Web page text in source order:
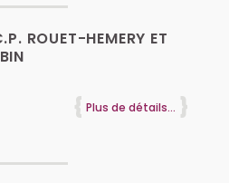
ROUET-HEMERY ET
Plus de détails...